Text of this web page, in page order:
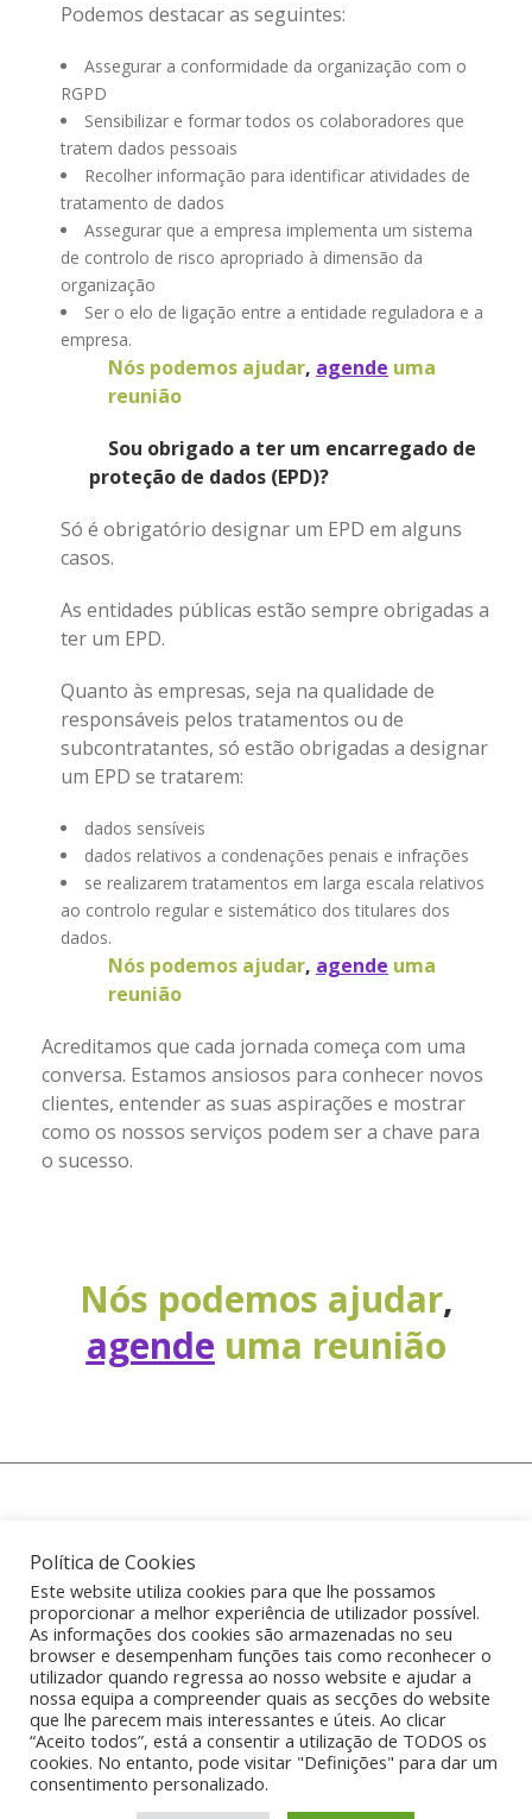
Podemos destacar as seguintes:
Assegurar a conformidade da organização com o
RGPD
Sensibilizar e formar todos os colaboradores que
tratem dados pessoais
Recolher informação para identificar atividades de
tratamento de dados
Assegurar que a empresa implementa um sistema
de controlo de risco apropriado à dimensão da
organização
Ser o elo de ligação entre a entidade reguladora e a
empresa.
Nós podemos ajudar, agende uma
reunião
Sou obrigado a ter um encarregado de
proteção de dados (EPD)?
Só é obrigatório designar um EPD em alguns
casos.
As entidades públicas estão sempre obrigadas a
ter um EPD.
Quanto às empresas, seja na qualidade de
responsáveis pelos tratamentos ou de
subcontratantes, só estão obrigadas a designar
um EPD se tratarem:
dados sensíveis
dados relativos a condenações penais e infrações
se realizarem tratamentos em larga escala relativos
ao controlo regular e sistemático dos titulares dos
dados.
Nós podemos ajudar, agende uma
reunião
Acreditamos que cada jornada começa com uma
conversa. Estamos ansiosos para conhecer novos
clientes, entender as suas aspirações e mostrar
como os nossos serviços podem ser a chave para
o sucesso.
Nós podemos ajudar,
agende uma reunião
(+351) 914 581 277 chamada para rede móvel
nacional
info@startover.pt
Agende uma reunião
Política de Privacidade
Política de Cookies
Este website utiliza cookies para que lhe possamos
proporcionar a melhor experiência de utilizador possível.
As informações dos cookies são armazenadas no seu
browser e desempenham funções tais como reconhecer o
utilizador quando regressa ao nosso website e ajudar a
nossa equipa a compreender quais as secções do website
que lhe parecem mais interessantes e úteis. Ao clicar
“Aceito todos”, está a consentir a utilização de TODOS os
cookies. No entanto, pode visitar "Definições" para dar um
consentimento personalizado.